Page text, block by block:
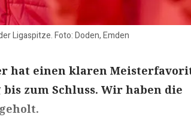
Ligaspitze. Foto: Doden, Emden
hat einen klaren
zum Schluss. Wir haben die